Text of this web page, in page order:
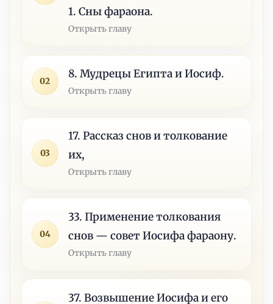
1. Сны фараона.
Открыть главу
02
8. Мудрецы Египта и Иосиф.
Открыть главу
03
17. Рассказ снов и толкование
их,
Открыть главу
04
33. Применение толкования
снов — совет Иосифа фараону.
Открыть главу
37. Возвышение Иосифа и его